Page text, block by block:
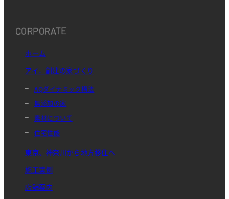
CORPORATE
ホーム
アイ．創建の家づくり
AQダイナミック構法
無添加の家
素材について
住宅性能
東京、神奈川から地方移住へ
施工実例
店舗案内